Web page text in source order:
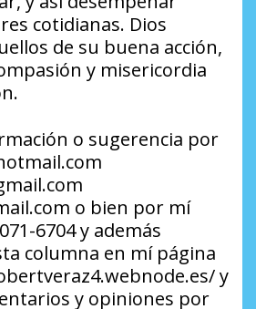
cotidianas. Dios
de su buena acción,
y misericordia
o sugerencia por
o bien por mí
6704 y además
columna en mí página
y
y opiniones por